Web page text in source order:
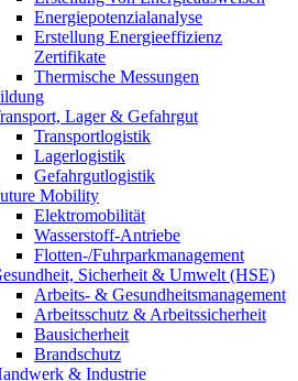
Energiepotenzialanalyse
Erstellung Energieeffizienz
Zertifikate
Thermische Messungen
Lager & Gefahrgut
Transportlogistik
Lagerlogistik
Gefahrgutlogistik
Mobility
Elektromobilität
Wasserstoff-Antriebe
Flotten-/Fuhrparkmanagement
Sicherheit & Umwelt (HSE)
Arbeits- & Gesundheitsmanagement
Arbeitsschutz & Arbeitssicherheit
Bausicherheit
Brandschutz
& Industrie